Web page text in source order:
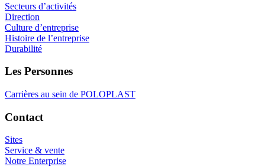
Secteurs d’activités
Direction
Culture d’entreprise
Histoire de l’entreprise
Durabilité
Les Personnes
Carrières au sein de POLOPLAST
Contact
Sites
Service & vente
Notre Enterprise